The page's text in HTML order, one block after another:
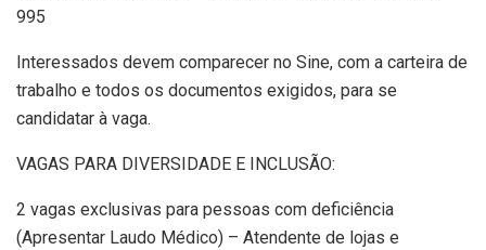
995
Interessados devem comparecer no Sine, com a carteira de
trabalho e todos os documentos exigidos, para se
candidatar à vaga.
VAGAS PARA DIVERSIDADE E INCLUSÃO:
2 vagas exclusivas para pessoas com deficiência
(Apresentar Laudo Médico) – Atendente de lojas e